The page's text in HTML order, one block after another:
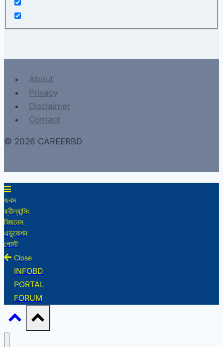
About
Privacy
Disclaimer
Contact
© 2026 CAREERBD
জবস
ফ্রীল্যান্সিং
বিজনেস
এডুকেশন
পোস্ট
Close
INFOBD
PORTAL
FORUM